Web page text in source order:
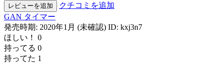
レビューを追加
クチコミを追加
GAN タイマー
発売時期: 2020年1月 (未確認) ID: kxj3n7
ほしい！
0
持ってる 0
持ってた 1